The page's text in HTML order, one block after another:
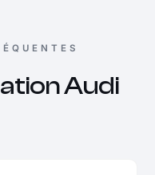
Audi